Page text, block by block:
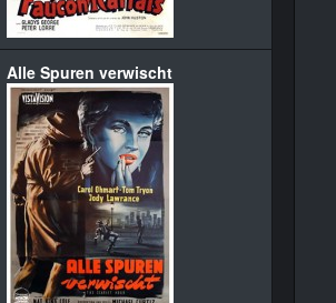
Alle Spuren verwischt